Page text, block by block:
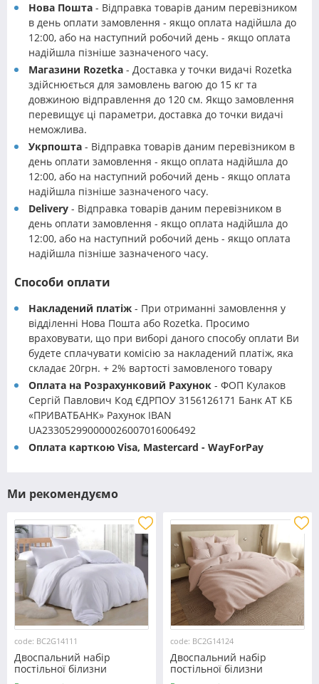
Нова Пошта - Відправка товарів даним перевізником
в день оплати замовлення - якщо оплата надійшла до
12:00, або на наступний робочий день - якщо оплата
надійшла пізніше зазначеного часу.
Магазини Rozetka - Доставка у точки видачі Rozetka
здійснюється для замовлень вагою до 15 кг та
довжиною відправлення до 120 см. Якщо замовлення
перевищує ці параметри, доставка до точки видачі
неможлива.
Укрпошта - Відправка товарів даним перевізником в
день оплати замовлення - якщо оплата надійшла до
12:00, або на наступний робочий день - якщо оплата
надійшла пізніше зазначеного часу.
Delivery - Відправка товарів даним перевізником в
день оплати замовлення - якщо оплата надійшла до
12:00, або на наступний робочий день - якщо оплата
надійшла пізніше зазначеного часу.
Способи оплати
Накладений платіж - При отриманні замовлення у
відділенні Нова Пошта або Rozetka. Просимо
враховувати, що при виборі даного способу оплати Ви
будете сплачувати комісію за накладений платіж, яка
складає 20грн. + 2% вартості замовленого товару
Оплата на Розрахунковий Рахунок - ФОП Кулаков
Сергій Павлович Код ЄДРПОУ 3156126171 Банк АТ КБ
«ПРИВАТБАНК» Рахунок IBAN
UA233052990000026007016006492
Оплата карткою Visa, Mastercard - WayForPay
Ми рекомендуємо
code: BC2G14111
Двоспальний набір
постільної білизни
180*220 із Бязі "Gold" з
code: BC2G14124
Двоспальний набір
постільної білизни
180*220 із Бязі "Gold" з